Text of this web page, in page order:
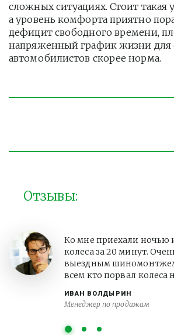
сложных ситуациях. Стоит такая
а уровень комфорта приятно
дефицит свободного времени,
напряженный график жизни для
автомобилистов скорее норма.
Отзывы:
ИВАН ВОЛДЫРИН
Менеджер по продажам
Ко мне приехали ночью
колеса за 20 минут.
выездным
всем кто порвал колеса